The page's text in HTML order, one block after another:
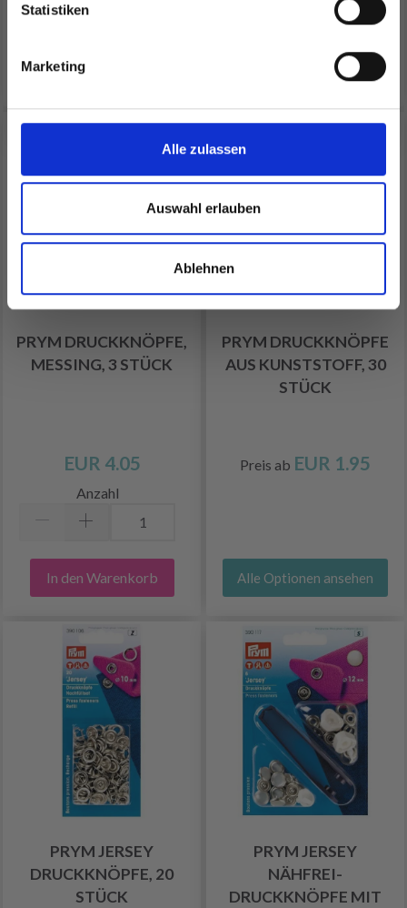
Statistiken
Marketing
Alle zulassen
Auswahl erlauben
Ablehnen
EUR 4.55 EUR 6.85
Alle Optionen ansehen
PRYM DRUCKKNÖPFE,
MESSING, 3 STÜCK
EUR 4.05
Anzahl
In den Warenkorb
PRYM DRUCKKNÖPFE
AUS KUNSTSTOFF, 30
STÜCK
Preis ab EUR 1.95
Alle Optionen ansehen
PRYM JERSEY
DRUCKKNÖPFE, 20
STÜCK
PRYM JERSEY
NÄHFREI-
DRUCKKNÖPFE MIT